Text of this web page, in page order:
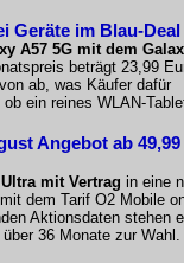
Geräte im Blau-Deal
A57 5G mit dem
beträgt 23,99
ab, was Käufer dafür
ein reines WLAN-
Angebot ab 49,99
mit Vertrag in eine
dem Tarif O2 Mobile
Aktionsdaten stehen
36 Monate zur Wahl.